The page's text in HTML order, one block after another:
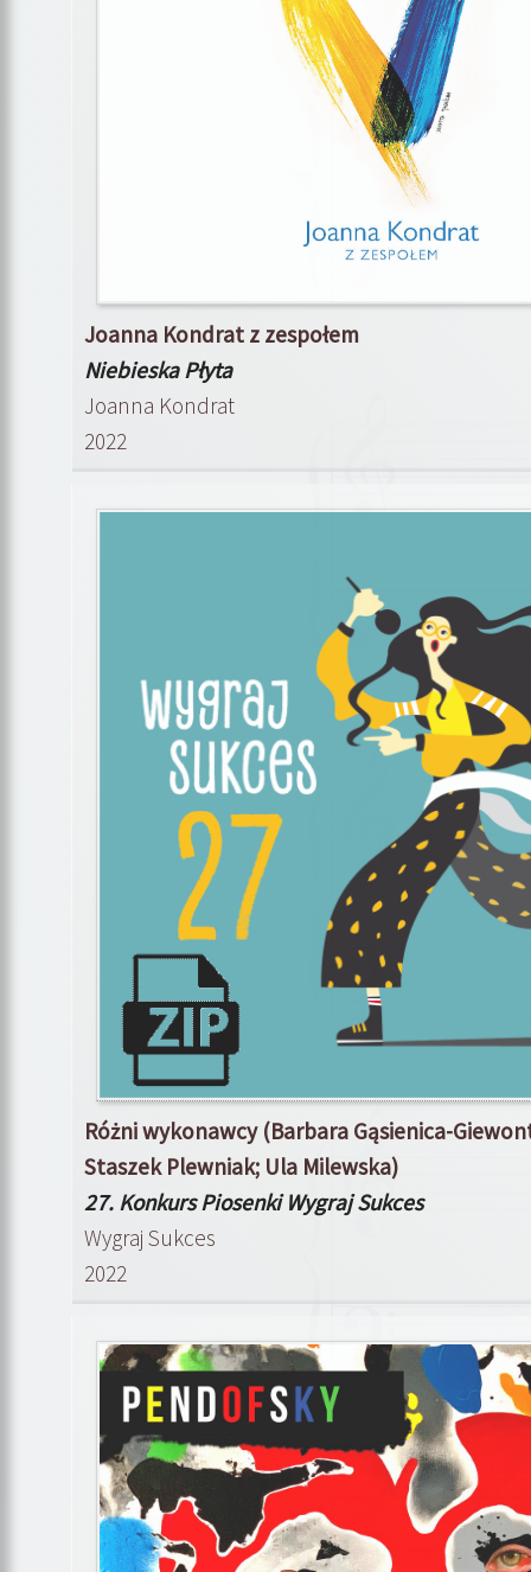
Joanna Kondrat z zespołem
Niebieska Płyta
Joanna Kondrat
2022
Różni wykonawcy (Barbara Gąsienica-
Staszek Plewniak; Ula Milewska)
27. Konkurs Piosenki Wygraj Sukces
Wygraj Sukces
2022